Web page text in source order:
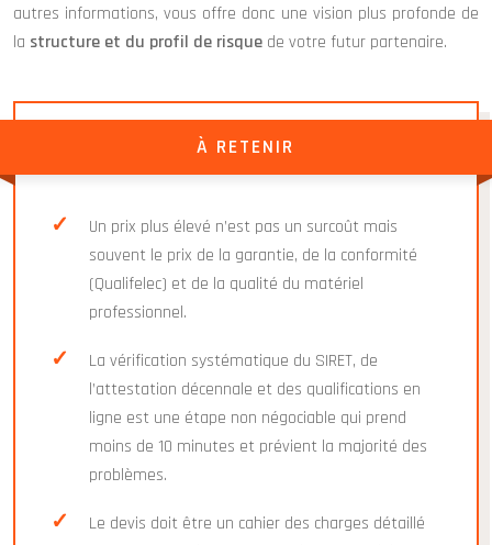
autres informations, vous offre donc une vision plus profonde de
la structure et du profil de risque de votre futur partenaire.
À RETENIR
Un prix plus élevé n’est pas un surcoût mais
souvent le prix de la garantie, de la conformité
(Qualifelec) et de la qualité du matériel
professionnel.
La vérification systématique du SIRET, de
l’attestation décennale et des qualifications en
ligne est une étape non négociable qui prend
moins de 10 minutes et prévient la majorité des
problèmes.
Le devis doit être un cahier des charges détaillé